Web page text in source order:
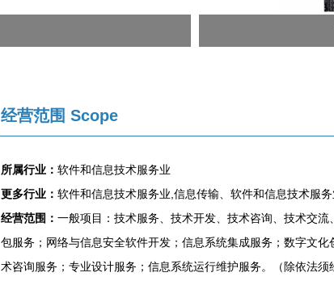
经营范围 Scope
所属行业： 软件和信息技术服务业
更多行业： 软件和信息技术服务业,信息传输、软件和信息技术服务
经营范围： 一般项目：技术服务、技术开发、技术咨询、技术交
包服务；网络与信息安全软件开发；信息系统集成服务；数字文
术咨询服务；专业设计服务；信息系统运行维护服务。（除依法